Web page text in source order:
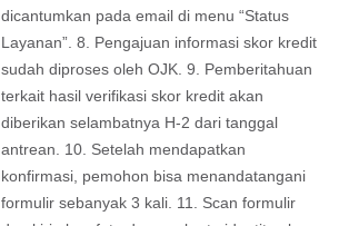
dicantumkan pada email di menu “Status
Layanan”. 8. Pengajuan informasi skor kredit
sudah diproses oleh OJK. 9. Pemberitahuan
terkait hasil verifikasi skor kredit akan
diberikan selambatnya H-2 dari tanggal
antrean. 10. Setelah mendapatkan
konfirmasi, pemohon bisa menandatangani
formulir sebanyak 3 kali. 11. Scan formulir